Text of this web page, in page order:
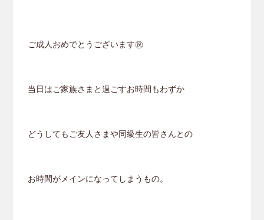
ご成人おめでとうございます㊗️
当日はご家族さまと過ごすお時間もわずか
どうしてもご友人さまや同級生の皆さんとの
お時間がメインになってしまうもの。